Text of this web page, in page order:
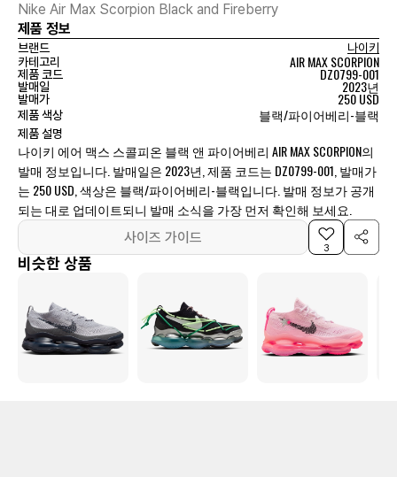
Nike Air Max Scorpion Black and Fireberry
제품 정보
브랜드
나이키
카테고리
AIR MAX SCORPION
제품 코드 DZ0799-001
발매일 2023년
발매가 250 USD
제품 색상 블랙/파이어베리-블랙
제품 설명
나이키 에어 맥스 스콜피온 블랙 앤 파이어베리 AIR MAX SCORPION의
발매 정보입니다. 발매일은 2023년, 제품 코드는 DZ0799-001, 발매가
는 250 USD, 색상은 블랙/파이어베리-블랙입니다. 발매 정보가 공개
되는 대로 업데이트되니 발매 소식을 가장 먼저 확인해 보세요.
사이즈 가이드
3
비슷한 상품